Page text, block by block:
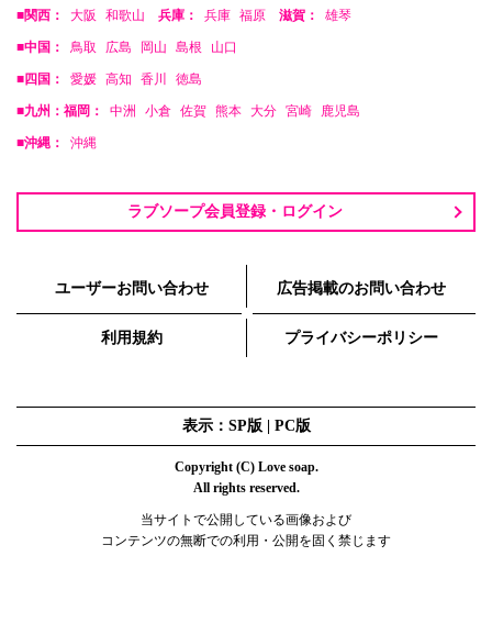
■関西： 大阪 和歌山 兵庫： 兵庫 福原 滋賀： 雄琴
■中国： 鳥取 広島 岡山 島根 山口
■四国： 愛媛 高知 香川 徳島
■九州：福岡： 中洲 小倉 佐賀 熊本 大分 宮崎 鹿児島
■沖縄： 沖縄
ラブソープ会員登録・ログイン
ユーザーお問い合わせ 広告掲載のお問い合わせ
利用規約 プライバシーポリシー
表示：SP版 | PC版
Copyright (C) Love soap.
All rights reserved.
当サイトで公開している画像および
コンテンツの無断での利用・公開を固く禁じます